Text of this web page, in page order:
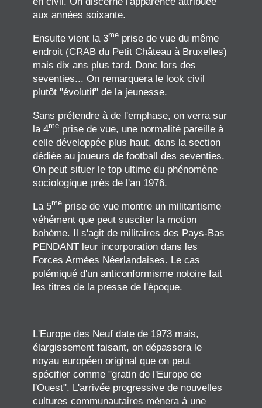
aux années soixante.
Ensuite vient la 3me prise de vue du même
endroit (CRAB du Petit Château à Bruxelles)
mais dix ans plus tard. Donc lors des
seventies... On remarquera le look civil
plutôt "évolutif" de la jeunesse.
Sans prétendre à de l'emphase, on verra sur
la 4me prise de vue, une normalité pareille à
celle développée plus haut, dans la section
dédiée au joueurs de football des seventies.
On peut situer le top ultime du phénomène
sociologique près de l'an 1976.
La 5me prise de vue montre un militantisme
véhément que peut susciter la motion
bohème. Il s'agit de militaires des Pays-Bas
PENDANT leur incorporation dans les
Forces Armées Néerlandaises. Le cas
polémiqué d'un anticonformisme notoire fait
les titres de la presse de l'époque.
L'Europe des Neuf date de 1973 mais,
élargissement faisant, on dépassera le
noyau européen original que on peut
spécifier comme "gratin de l'Europe de
l'Ouest". L'arrivée progressive de nouvelles
cultures communautaires mènera à une